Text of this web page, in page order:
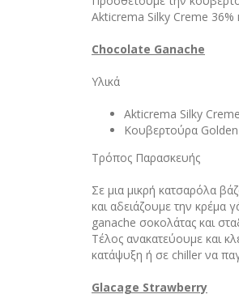
Akticrema Silky Creme 36%
Chocolate Ganache
Υλικά
Akticrema Silky
Κουβερτούρα
Τρόπος Παρασκευής
Σε μια μικρή κατσαρόλα
και αδειάζουμε την κρέμα
ganache σοκολάτας και
Τέλος ανακατεύουμε και
κατάψυξη ή σε chiller να
Glacage Strawberry